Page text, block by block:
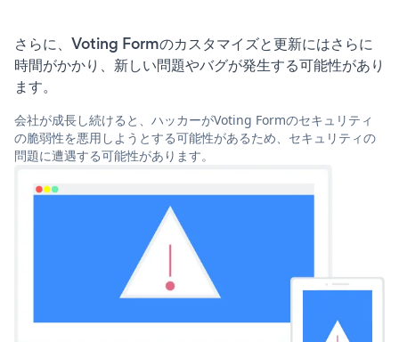
さらに、Voting Formのカスタマイズと更新にはさらに
時間がかかり、新しい問題やバグが発生する可能性があり
ます。
会社が成長し続けると、ハッカーがVoting Formのセキュリティ
の脆弱性を悪用しようとする可能性があるため、セキュリティの
問題に遭遇する可能性があります。